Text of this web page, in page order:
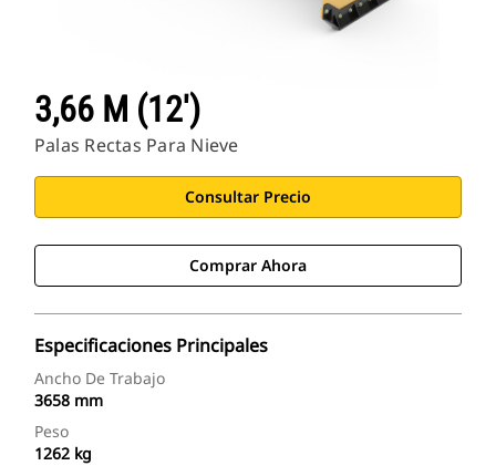
3,66 M (12')
Palas Rectas Para Nieve
Consultar Precio
Comprar Ahora
Especificaciones Principales
Ancho De Trabajo
3658 mm
Peso
1262 kg